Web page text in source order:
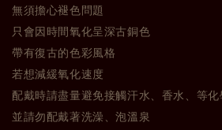
無須擔心褪色問題
只會因時間氧化呈深古銅色
帶有復古的色彩風格
若想減緩氧化速度
配戴時請盡量避免接觸汗水、香水、等
並請勿配戴著洗澡、泡溫泉